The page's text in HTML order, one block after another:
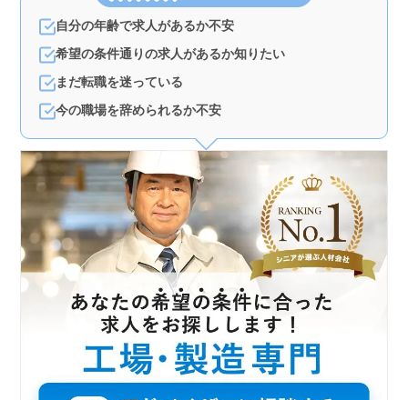
自分の年齢で求人があるか不安
希望の条件通りの求人があるか知りたい
まだ転職を迷っている
今の職場を辞められるか不安